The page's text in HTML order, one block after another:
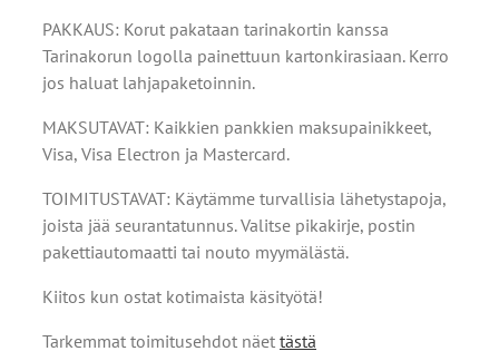
PAKKAUS: Korut pakataan tarinakortin kanssa
Tarinakorun logolla painettuun kartonkirasiaan. Kerro
jos haluat lahjapaketoinnin.
MAKSUTAVAT: Kaikkien pankkien maksupainikkeet,
Visa, Visa Electron ja Mastercard.
TOIMITUSTAVAT: Käytämme turvallisia lähetystapoja,
joista jää seurantatunnus. Valitse pikakirje, postin
pakettiautomaatti tai nouto myymälästä.
Kiitos kun ostat kotimaista käsityötä!
Tarkemmat toimitusehdot näet tästä